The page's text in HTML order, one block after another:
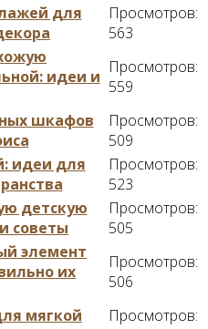
для
Просмотров:
563
идеи и Просмотров:
559
шкафов
Просмотров:
509
идеи для
Просмотров:
523
детскую
советы
Просмотров:
505
элемент
их
Просмотров:
506
мягкой
Просмотров: